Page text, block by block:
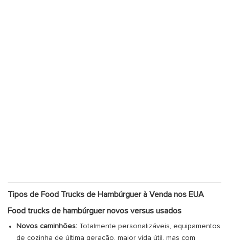
Tipos de Food Trucks de Hambúrguer à Venda nos EUA
Food trucks de hambúrguer novos versus usados
Novos caminhões:Totalmente personalizáveis, equipamentos
de cozinha de última geração, maior vida útil, mas com